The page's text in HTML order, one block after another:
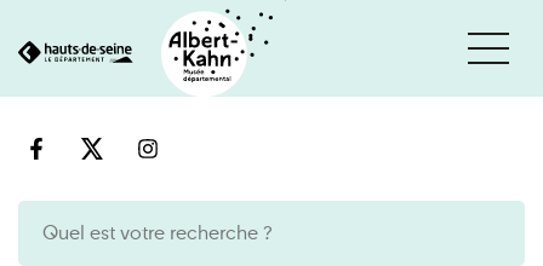
au
Cookies et traceurs utilisés sur ce site